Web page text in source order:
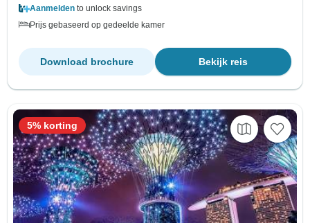
Aanmelden to unlock savings
Prijs gebaseerd op gedeelde kamer
Bekijk reis
Download brochure
5% korting